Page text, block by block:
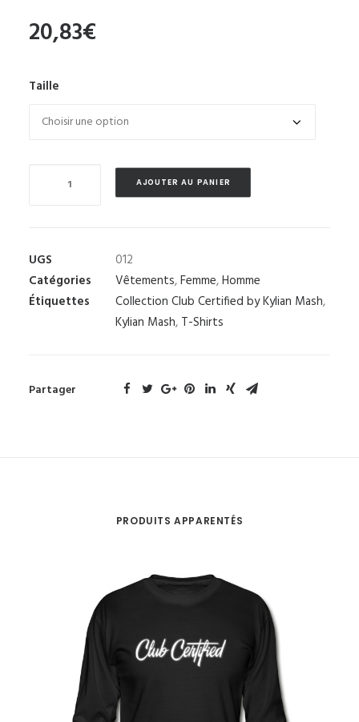
20,83€
Taille
AJOUTER AU PANIER
UGS
012
Catégories
Vêtements,Femme,Homme
Étiquettes
Collection Club Certified by Kylian Mash,
Kylian Mash, T-Shirts
Partager
PRODUITS APPARENTÉS